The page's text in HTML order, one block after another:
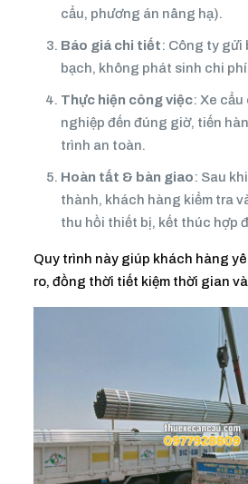
cẩu, phương án nâng hạ).
Báo giá chi tiết: Công ty gửi
bạch, không phát sinh chi
Thực hiện công việc: Xe cẩu
nghiệp đến đúng giờ, tiến
trình an toàn.
Hoàn tất & bàn giao: Sau
thành, khách hàng kiểm tra
thu hồi thiết bị, kết thúc hợp
Quy trình này giúp khách hàng
ro, đồng thời tiết kiệm thời gian